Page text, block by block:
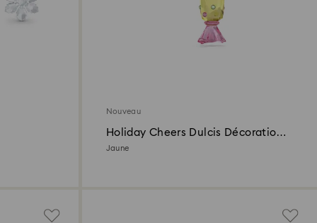
Nouveau
Holiday Cheers Dulcis Décoration
Bonbon
Jaune